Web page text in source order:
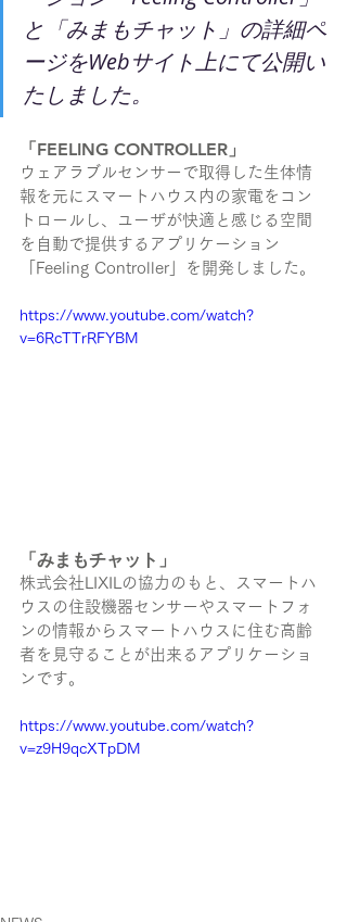
と「みまもチャット」の詳細ペ
ージをWebサイト上にて公開い
たしました。
「FEELING CONTROLLER」
ウェアラブルセンサーで取得した生体情
報を元にスマー­トハウス内の家電をコン
トロールし、ユーザが快適と感じる空間
を自動で提供するアプリ­ケーション
「Feeling Controller」を開発しました。
https://www.youtube.com/watch?
v=6RcTTrRFYBM
「みまもチャット」
株式会社LIXILの協力のもと、スマートハ
ウスの住設機器センサーやスマートフォ
ン­の情報からスマートハウスに住む高齢
者を見守ることが出来るアプリケーショ
ンです。
https://www.youtube.com/watch?
v=z9H9qcXTpDM